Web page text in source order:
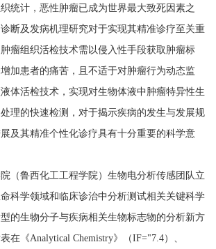
计，恶性肿瘤已成为世界最大致死因素之
断及发病机理研究对于实现其精准诊疗至关重
瘤组织活检技术需以侵入性手段获取肿瘤标
加患者的痛苦，且不适于对肿瘤行为动态监
体活检技术，实现对生物体液中肿瘤特异性生
理的快速检测，对于揭示疾病的发生与发展规
及其精准个性化诊疗具有十分重要的科学意
鲁西化工工程学院）生物电分析传感团队立
科学领域和临床诊治中分析测试相关关键科学
的生物分子与疾病相关生物标志物的分析新方
在《Analytical Chemistry》（IF="7.4）、